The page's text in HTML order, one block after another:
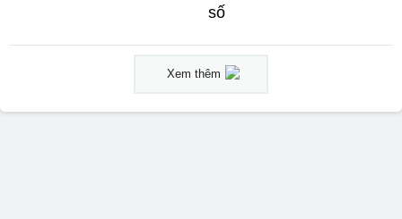
số
Xem thêm